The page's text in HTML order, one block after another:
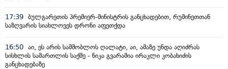
17:39 ბულგარეთის პრემიერ-მინისტრის განცხადებით, რუმინეთთან
საზღვარის სიახლოვეს დრონი აფეთქდა
16:50 აი, ეს არის სამშობლოს ღალატი, აი, ამაზე უნდა აღიძრას
სისხლის სამართლის საქმე - ნიკა გვარამია ირაკლი კობახიძის
განცხადებაზე